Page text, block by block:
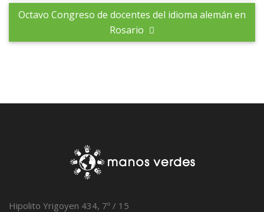
Octavo Congreso de docentes del idioma alemán en
Rosario
Hipolito Yrigoyen 434, 7º / 15